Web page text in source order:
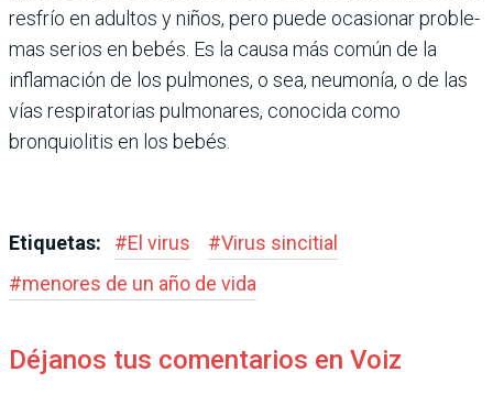
resfrío en adultos y niños, pero puede ocasionar proble­
mas serios en bebés. Es la causa más común de la
inflamación de los pulmones, o sea, neumo­nía, o de las
vías respiratorias pulmonares, conocida como
bronquiolitis en los bebés.
Etiquetas: #El virus #Virus sincitial
#menores de un año de vida
Déjanos tus comentarios en Voiz